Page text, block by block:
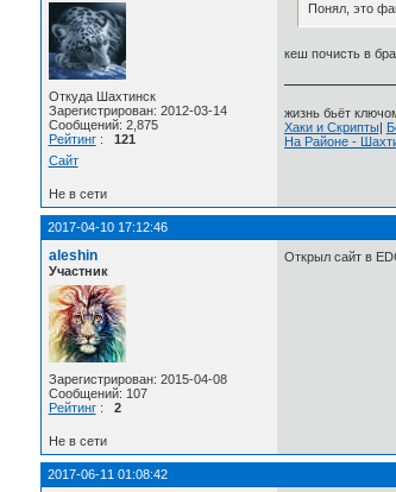
Откуда Шахтинск
Зарегистрирован: 2012-03-14
Сообщений: 2,875
Рейтинг: 121
Сайт
Понял, это
кеш почисть в
жизнь бьёт
Хаки и Скрипты|
На Районе -
Не в сети
2017-04-10 17:12:46
aleshin
Участник
Зарегистрирован: 2015-04-08
Сообщений: 107
Рейтинг: 2
Открыл сайт в
Не в сети
2017-06-11 01:08:42